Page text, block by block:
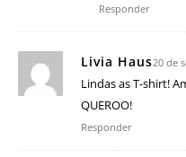
Responder
Livia Haus20 de
Lindas as T-shirt!
QUEROO!
Responder